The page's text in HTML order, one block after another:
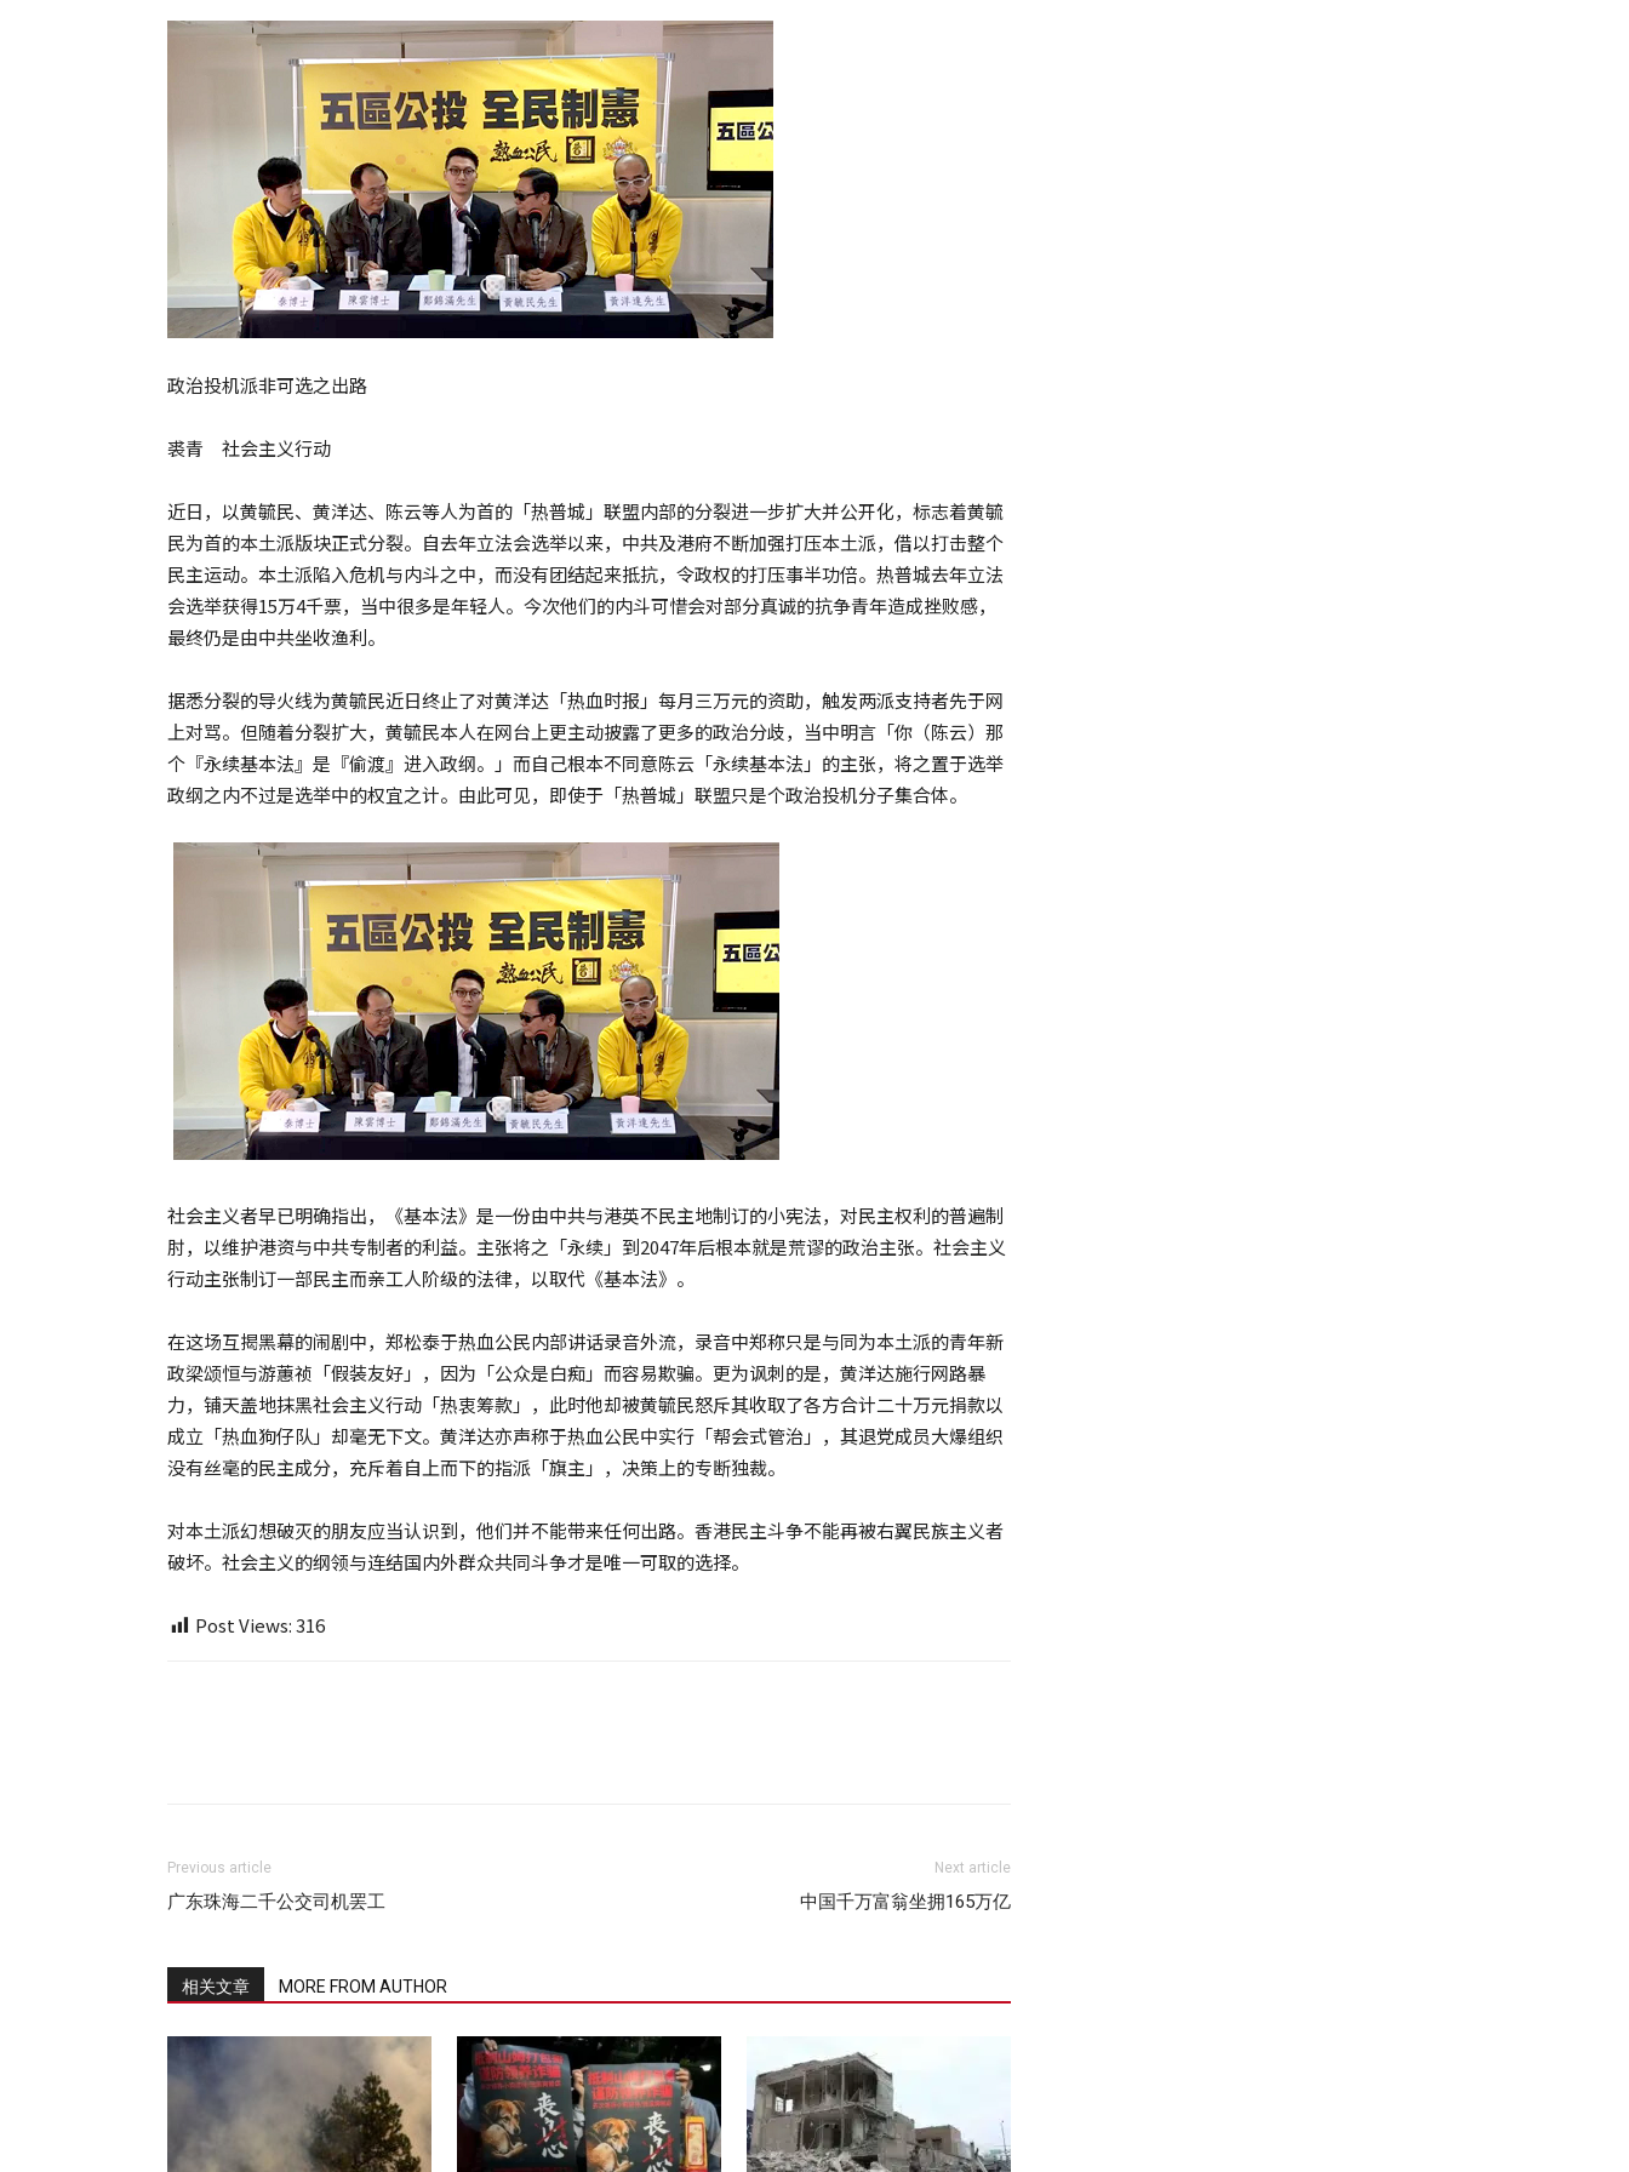
政治投机派非可选之出路
裘青 社会主义行动
近日，以黄毓民、黄洋达、陈云等人为首的「热普城」联盟内部的分裂进一步扩大并公开化，标志着黄毓
民为首的本土派版块正式分裂。自去年立法会选举以来，中共及港府不断加强打压本土派，借以打击整个
民主运动。本土派陷入危机与内斗之中，而没有团结起来抵抗，令政权的打压事半功倍。热普城去年立法
会选举获得15万4千票，当中很多是年轻人。今次他们的内斗可惜会对部分真诚的抗争青年造成挫败感，
最终仍是由中共坐收渔利。
据悉分裂的导火线为黄毓民近日终止了对黄洋达「热血时报」每月三万元的资助，触发两派支持者先于网
上对骂。但随着分裂扩大，黄毓民本人在网台上更主动披露了更多的政治分歧，当中明言「你（陈云）那
个『永续基本法』是『偷渡』进入政纲。」而自己根本不同意陈云「永续基本法」的主张，将之置于选举
政纲之内不过是选举中的权宜之计。由此可见，即使于「热普城」联盟只是个政治投机分子集合体。
社会主义者早已明确指出，《基本法》是一份由中共与港英不民主地制订的小宪法，对民主权利的普遍制
肘，以维护港资与中共专制者的利益。主张将之「永续」到2047年后根本就是荒谬的政治主张。社会主义
行动主张制订一部民主而亲工人阶级的法律，以取代《基本法》。
在这场互揭黑幕的闹剧中，郑松泰于热血公民内部讲话录音外流，录音中郑称只是与同为本土派的青年新
政梁颂恒与游蕙祯「假装友好」，因为「公众是白痴」而容易欺骗。更为讽刺的是，黄洋达施行网路暴
力，铺天盖地抹黑社会主义行动「热衷筹款」，此时他却被黄毓民怒斥其收取了各方合计二十万元捐款以
成立「热血狗仔队」却毫无下文。黄洋达亦声称于热血公民中实行「帮会式管治」，其退党成员大爆组织
没有丝毫的民主成分，充斥着自上而下的指派「旗主」，决策上的专断独裁。
对本土派幻想破灭的朋友应当认识到，他们并不能带来任何出路。香港民主斗争不能再被右翼民族主义者
破坏。社会主义的纲领与连结国内外群众共同斗争才是唯一可取的选择。
Post Views:316
Previous article
广东珠海二千公交司机罢工
Next article
中国千万富翁坐拥165万亿
相关文章 MORE FROM AUTHOR